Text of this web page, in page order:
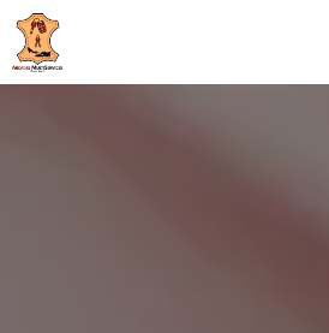
Panneau de gestion des cookies